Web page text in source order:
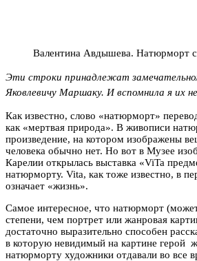
Валентина Авдышева. Натюрморт
Эти строки принадлежат
Яковлевичу Маршаку. И вспомнила я их
Как известно, слово «натюрморт»
как «мертвая природа». В живописи
произведение, на котором изображены
человека обычно нет. Но вот в Музее
Карелии открылась выставка «ViTa
натюрморту. Vita, как тоже известно, в
означает «жизнь».
Самое интересное, что натюрморт
степени, чем портрет или жанровая
достаточно выразительно способен
в которую невидимый на картине герой
натюрморту художники отдавали во все